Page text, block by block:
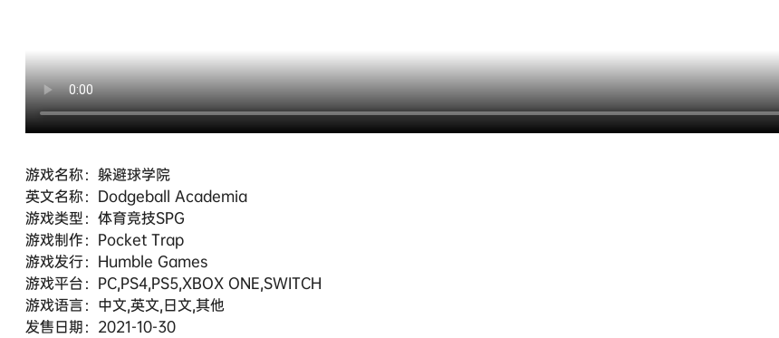
游戏名称：躲避球学院
英文名称：Dodgeball Academia
游戏类型：体育竞技SPG
游戏制作：Pocket Trap
游戏发行：Humble Games
游戏平台：PC,PS4,PS5,XBOX ONE,SWITCH
游戏语言：中文,英文,日文,其他
发售日期：2021-10-30